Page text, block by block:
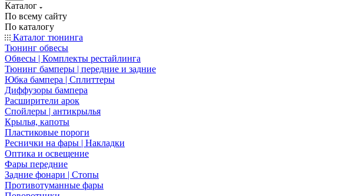
Каталог
По всему сайту
По каталогу
Каталог тюнинга
Тюнинг обвесы
Обвесы | Комплекты рестайлинга
Тюнинг бамперы | передние и задние
Юбка бампера | Сплиттеры
Диффузоры бампера
Расширители арок
Спойлеры | антикрылья
Крылья, капоты
Пластиковые пороги
Реснички на фары | Накладки
Оптика и освещение
Фары передние
Задние фонари | Стопы
Противотуманные фары